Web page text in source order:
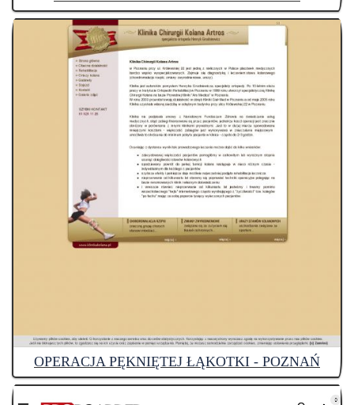
OPERACJA PĘKNIĘTEJ ŁĄKOTKI - POZNAŃ